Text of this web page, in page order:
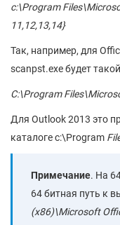
c:\Program
11,12,13,14}
Так, например, для
scanpst.exe будет
C:\Program
Для Outlook 2013 это
каталоге c:\Program
Примечание. На
64 битная путь к
(x86)\Microsoft